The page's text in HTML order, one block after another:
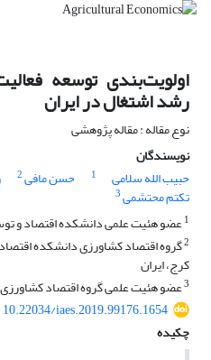
اولویت‌بندی توسعه
رشد اشتغال در ایران
نوع مقاله : مقاله پژوهشی
نویسندگان
حبیب الله سلامی
1 حسن مافی2
تکتم محتشمی3
1عضو هئیت علمی دانشکده اقتصاد و
2گروه اقتصاد کشاورزی دانشکده
کرج، ایران
3عضو هئیت علمی گروه اقتصاد
10.22034/iaes.2019.99176.1654
چکیده